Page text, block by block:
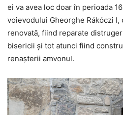
ei va avea loc doar în perioada
voievodului Gheorghe Rákóczi I,
renovată, fiind reparate
bisericii şi tot atunci fiind
renaşterii amvonul.